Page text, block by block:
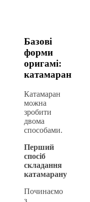
Базові
форми
оригамі:
катамаран
Катамаран
можна
зробити
двома
способами.
Перший
спосіб
складання
катамарану
Починаємо
з